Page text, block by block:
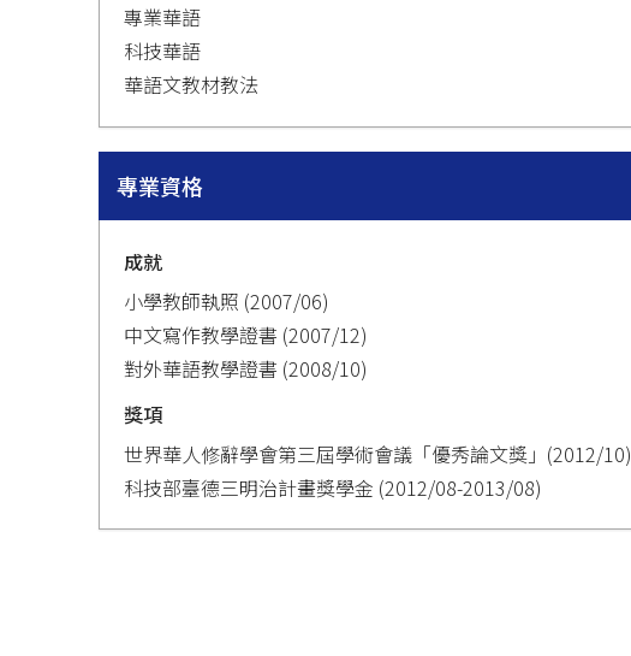
專業華語
科技華語
華語文教材教法
專業資格
成就
小學教師執照 (2007/06)
中文寫作教學證書 (2007/12)
對外華語教學證書 (2008/10)
獎項
世界華人修辭學會第三屆學術會議「優秀論文獎」(2012/10)
科技部臺德三明治計畫獎學金 (2012/08-2013/08)